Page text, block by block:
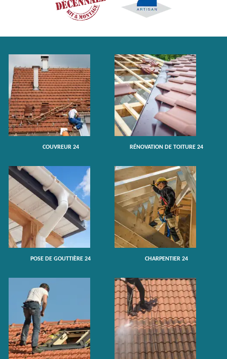
COUVREUR 24 RÉNOVATION DE TOITURE 24
POSE DE GOUTTIÈRE 24 CHARPENTIER 24